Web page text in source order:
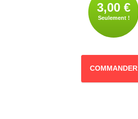
3,00 €
Seulement !
COMMANDER